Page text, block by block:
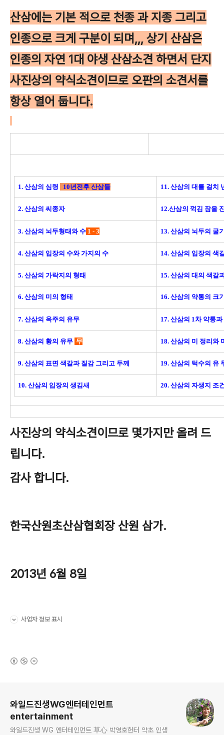
산삼에는 기본 적으로 천종 과 지종 그리고
인종으로 크게 구분이 되며,,, 상기 산삼은
인종의 자연 1대 야생 산삼소견 하면서 단지
사진상의 약식소견이므로 오판의 소견서를
항상 열어 둡니다.
1. 산삼의 심령 10년전후 산삼들 11. 산삼의 대를 걸치
2. 산삼의 씨종자 12.산삼의 꺽김 잠을
3. 산삼의 뇌두형태와 수 1 - 3 13. 산삼의 뇌두의 굴
4. 산삼의 입장의 수와 가지의 수 14. 산삼의 입장의 색
5. 산삼의 가락지의 형태 15. 산삼의 대의 색갈
6. 산삼의 미의 형태 16. 산삼의 약통의 크
7. 산삼의 옥주의 유무 17. 산삼의 1차 약통
8. 산삼의 황의 유무 무 18. 산삼의 미 정리와
9. 산삼의 표면 색갈과 질감 그리고 두께 19. 산삼의 턱수의 유
10. 산삼의 입장의 생김새 20. 산삼의 자생지 조
사진상의 약식소견이므로 몇가지만 올려 드
립니다.
감사 합니다.
한국산원초산삼협회장 산원 삼가.
2013년 6월 8일
사업자 정보 표시
와일드진생WG엔터테인먼트
entertainment
와일드진생 WG 엔터테인먼트 草心 박영호헌터 약초 인생